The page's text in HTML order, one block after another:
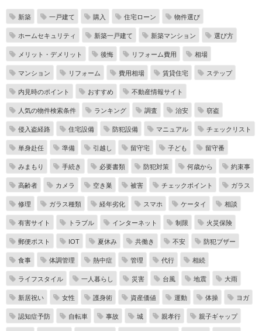
新築 一戸建て 購入 住宅ローン 物件選び
ホームセキュリティ 新築一戸建て 新築マンション 選び方
メリット・デメリット 後悔 リフォーム費用 相場
マンション リフォーム 費用相場 賃貸住宅 ステップ
内見時のポイント おすすめ 不動産情報サイト
人気の物件検索条件 ランキング 調査 治安 窃盗
侵入盗経路 住宅設備 防犯設備 マニュアル チェックリスト
単身赴任 準備 引越し 留守宅 子ども 留守番
みまもり 手続き 必要書類 防犯対策 何歳から 約束事
高齢者 カメラ 空き巣 被害 チェックポイント ガラス
修理 ガラス種類 経年劣化 スマホ ケータイ 相談
有害サイト トラブル インターネット 制限 火災保険
郵便ポスト IOT 夏休み 共働き 不安 防犯ブザー
食事 体調管理 熱中症 管理 代行 相続
ライフスタイル 一人暮らし 災害 台風 地震 大雨
新居祝い 女性 護身術 資産価値 運動 体操 ヨガ
認知症予防 自転車 事故 城 親孝行 親子ギャップ